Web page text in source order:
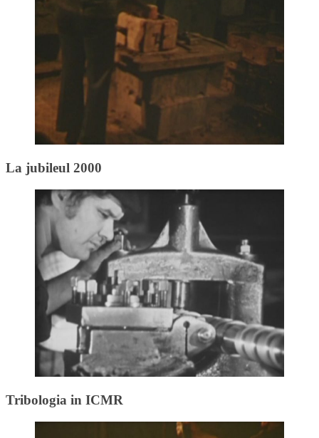
La jubileul 2000
Tribologia in ICMR